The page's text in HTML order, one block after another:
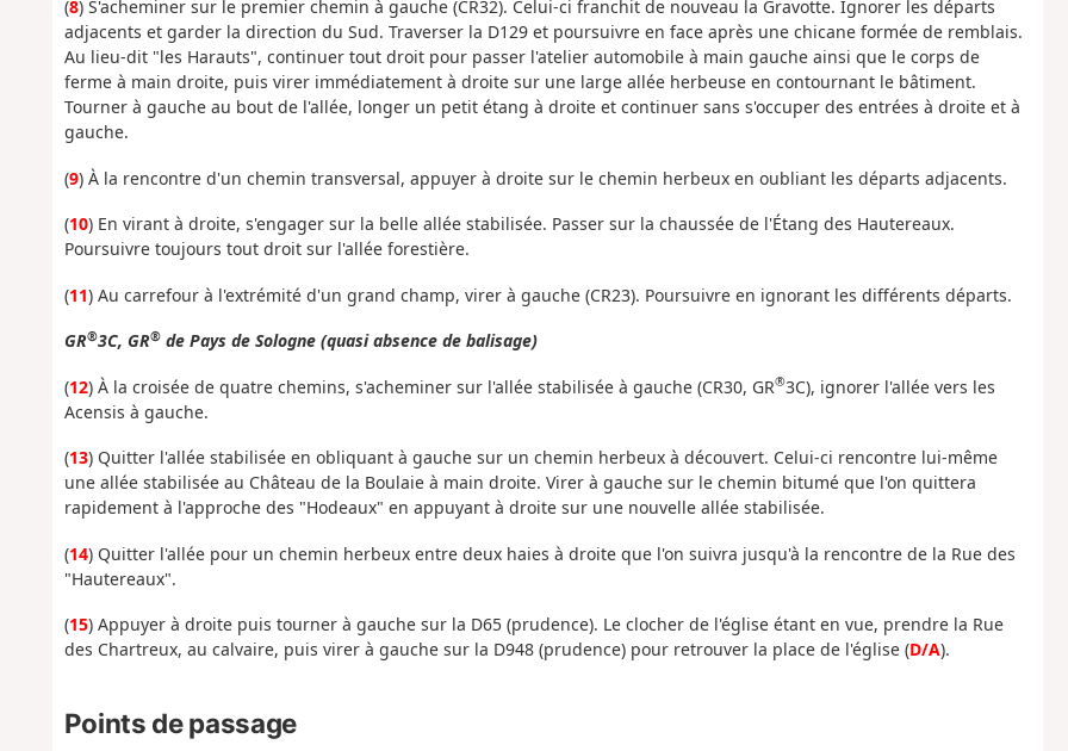
(8) S'acheminer sur le premier chemin à gauche (CR32). Celui-ci franchit de nouveau la Gravotte. Ignorer les départs
adjacents et garder la direction du Sud. Traverser la D129 et poursuivre en face après une chicane formée de remblais.
Au lieu-dit "les Harauts", continuer tout droit pour passer l'atelier automobile à main gauche ainsi que le corps de
ferme à main droite, puis virer immédiatement à droite sur une large allée herbeuse en contournant le bâtiment.
Tourner à gauche au bout de l'allée, longer un petit étang à droite et continuer sans s'occuper des entrées à droite et à
gauche.
(9) À la rencontre d'un chemin transversal, appuyer à droite sur le chemin herbeux en oubliant les départs adjacents.
(10) En virant à droite, s'engager sur la belle allée stabilisée. Passer sur la chaussée de l'Étang des Hautereaux.
Poursuivre toujours tout droit sur l'allée forestière.
(11) Au carrefour à l'extrémité d'un grand champ, virer à gauche (CR23). Poursuivre en ignorant les différents départs.
GR®3C, GR®de Pays de Sologne (quasi absence de balisage)
(12) À la croisée de quatre chemins, s'acheminer sur l'allée stabilisée à gauche (CR30, GR®3C), ignorer l'allée vers les
Acensis à gauche.
(13) Quitter l'allée stabilisée en obliquant à gauche sur un chemin herbeux à découvert. Celui-ci rencontre lui-même
une allée stabilisée au Château de la Boulaie à main droite. Virer à gauche sur le chemin bitumé que l'on quittera
rapidement à l'approche des "Hodeaux" en appuyant à droite sur une nouvelle allée stabilisée.
(14) Quitter l'allée pour un chemin herbeux entre deux haies à droite que l'on suivra jusqu'à la rencontre de la Rue des
"Hautereaux".
(15) Appuyer à droite puis tourner à gauche sur la D65 (prudence). Le clocher de l'église étant en vue, prendre la Rue
des Chartreux, au calvaire, puis virer à gauche sur la D948 (prudence) pour retrouver la place de l'église (D/A).
Points de passage